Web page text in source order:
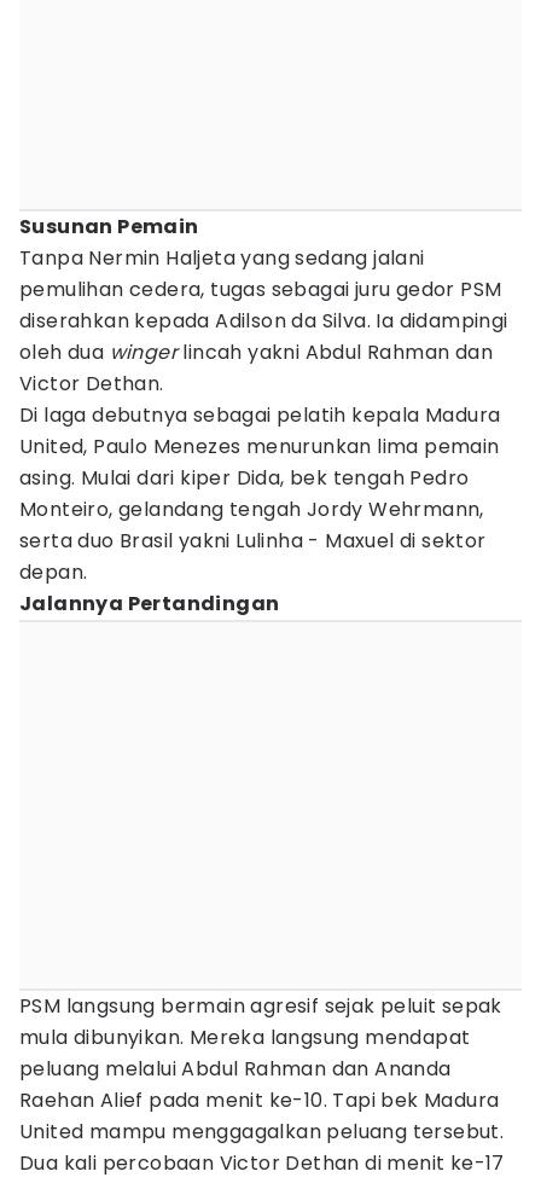
Susunan Pemain
Tanpa Nermin Haljeta yang sedang jalani
pemulihan cedera, tugas sebagai juru gedor PSM
diserahkan kepada Adilson da Silva. Ia didampingi
oleh dua wingerlincah yakni Abdul Rahman dan
Victor Dethan.
Di laga debutnya sebagai pelatih kepala Madura
United, Paulo Menezes menurunkan lima pemain
asing. Mulai dari kiper Dida, bek tengah Pedro
Monteiro, gelandang tengah Jordy Wehrmann,
serta duo Brasil yakni Lulinha - Maxuel di sektor
depan.
Jalannya Pertandingan
PSM langsung bermain agresif sejak peluit sepak
mula dibunyikan. Mereka langsung mendapat
peluang melalui Abdul Rahman dan Ananda
Raehan Alief pada menit ke-10. Tapi bek Madura
United mampu menggagalkan peluang tersebut.
Dua kali percobaan Victor Dethan di menit ke-17